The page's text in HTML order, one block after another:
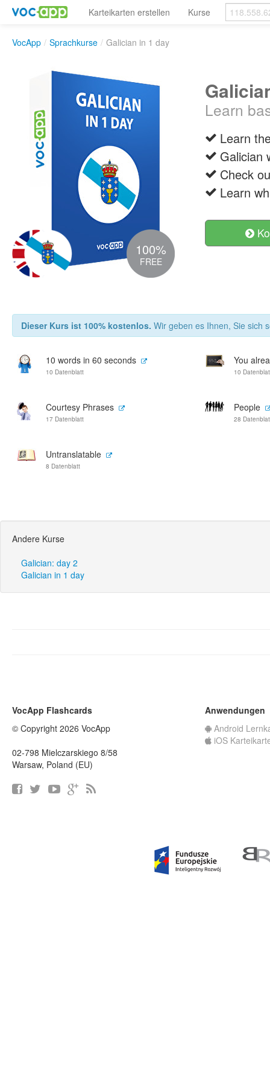
Karteikarten erstellen Kurse
VocApp / Sprachkurse / Galician in 1 day
100%
FREE
Learn
Learn
Galician
Check
Learn
Dieser Kurs ist 100% kostenlos. Wir geben es Ihnen, Sie sich
10 words in 60 seconds
10 Datenblatt
You
10
Courtesy Phrases
17 Datenblatt
People
28
Untranslatable
8 Datenblatt
Andere Kurse
Galician: day 2
Galician in 1 day
VocApp Flashcards
© Copyright 2026 VocApp
02-798 Mielczarskiego 8/58
Warsaw, Poland (EU)
Anwendungen
Android
iOS